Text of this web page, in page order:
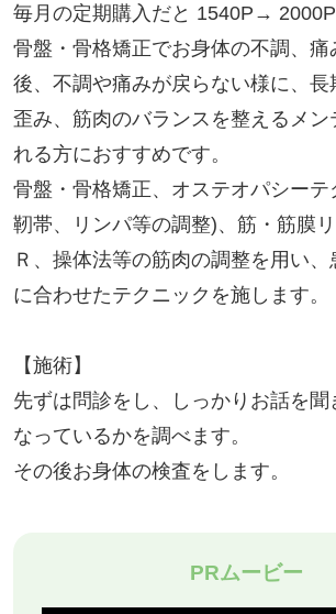
毎月の定期購入だと 1540P→ 2000P
骨盤・骨格矯正でお身体の不調、痛
後、不調や痛みが戻らない様に、
歪み、筋肉のバランスを整えるメン
れる方におすすめです。
骨盤・骨格矯正、オステオパシーテ
靭帯、リンパ等の調整)、筋・筋膜リ
Ｒ、操体法等の筋肉の調整を用い
に合わせたテクニックを施します。
【施術】
先ずは問診をし、しっかりお話を聞
なっているかを調べます。
その後お身体の検査をします。
姿勢、バランス、可動域を見てか
施術は不調の原因となっている骨盤
PRムービー